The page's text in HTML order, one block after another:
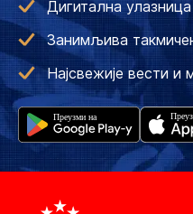
Дигитална
Занимљива
Најсвежије вести и